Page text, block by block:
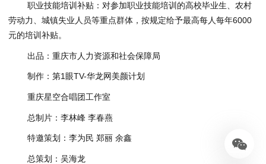
职业技能培训补贴：对参加职业技能培训的高校毕业生、农村
劳动力、城镇失业人员等重点群体，按规定给予最高每人每年6000
元的培训补贴。
出品：重庆市人力资源和社会保障局
制作：第1眼TV-华龙网美颜计划
重庆星空合唱团工作室
总制片：李林峰 李春燕
特邀策划：李为民 郑丽 余鑫
总策划：吴海龙